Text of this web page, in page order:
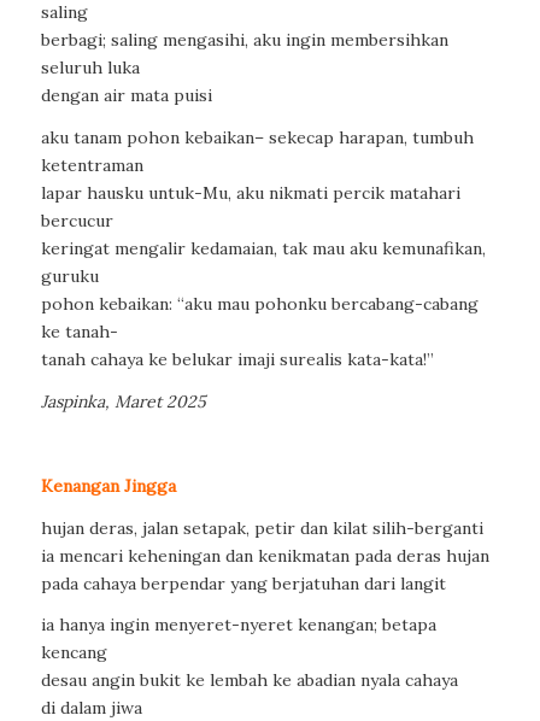
saling
berbagi; saling mengasihi, aku ingin membersihkan
seluruh luka
dengan air mata puisi
aku tanam pohon kebaikan– sekecap harapan, tumbuh
ketentraman
lapar hausku untuk-Mu, aku nikmati percik matahari
bercucur
keringat mengalir kedamaian, tak mau aku kemunafikan,
guruku
pohon kebaikan: “aku mau pohonku bercabang-cabang
ke tanah-
tanah cahaya ke belukar imaji surealis kata-kata!”
Jaspinka, Maret 2025
Kenangan Jingga
hujan deras, jalan setapak, petir dan kilat silih-berganti
ia mencari keheningan dan kenikmatan pada deras hujan
pada cahaya berpendar yang berjatuhan dari langit
ia hanya ingin menyeret-nyeret kenangan; betapa
kencang
desau angin bukit ke lembah ke abadian nyala cahaya
di dalam jiwa